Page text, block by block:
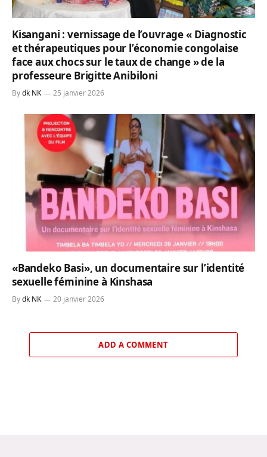
Kisangani : vernissage de l’ouvrage « Diagnostic
et thérapeutiques pour l’économie congolaise
face aux chocs sur le taux de change » de la
professeure Brigitte Anibiloni
Bydk NK 25 janvier 2026
«Bandeko Basi», un documentaire sur l’identité
sexuelle féminine à Kinshasa
Bydk NK 20 janvier 2026
ADD A COMMENT